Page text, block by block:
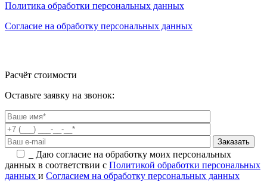
Политика обработки персональных данных
Согласие на обработку персональных данных
Расчёт стоимости
Оставьте заявку на звонок:
Даю согласие на обработку моих персональных
данных в соответствии с Политикой обработки персональных
данных и Согласием на обработку персональных данных